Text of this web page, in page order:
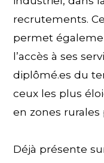
recrutements.
permet
l’accès à ses
diplômé.es du
ceux les plus
en zones rurales
Déjà présente